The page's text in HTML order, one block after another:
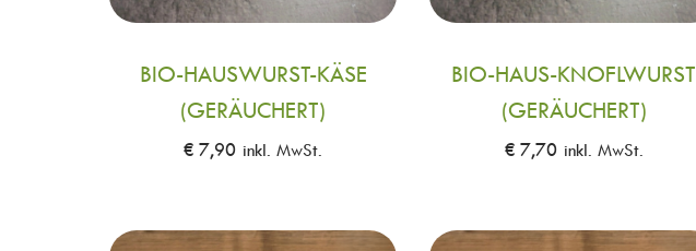
BIO-HAUSWURST-KÄSE
(GERÄUCHERT)
€ 7,90 inkl. MwSt.
BIO-HAUS-KNOFLWURST
(GERÄUCHERT)
€7,70 inkl. MwSt.